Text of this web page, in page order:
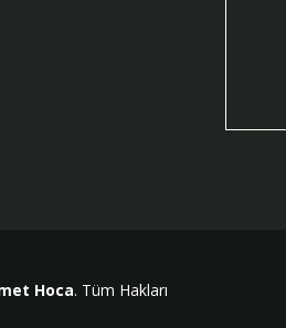
Hoca. Tüm Hakları